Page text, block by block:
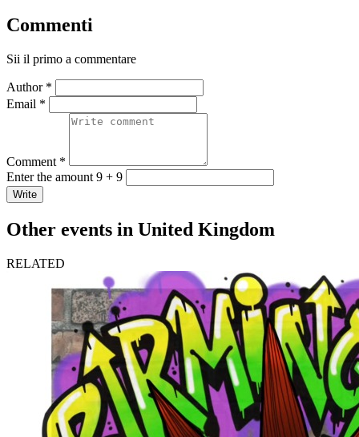
Commenti
Sii il primo a commentare
Author *
Email *
Comment *
Enter the amount 9 + 9
Write
Other events in United Kingdom
RELATED